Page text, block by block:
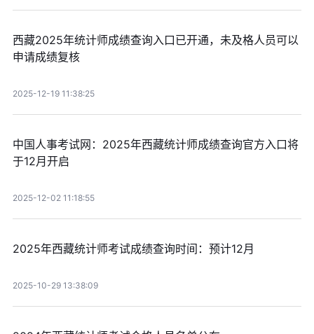
西藏2025年统计师成绩查询入口已开通，未及格人员可以
申请成绩复核
2025-12-19 11:38:25
中国人事考试网：2025年西藏统计师成绩查询官方入口将
于12月开启
2025-12-02 11:18:55
2025年西藏统计师考试成绩查询时间：预计12月
2025-10-29 13:38:09